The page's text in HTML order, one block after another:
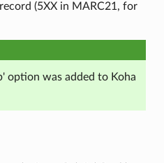
(5XX in MARC21, for
option was added to Koha